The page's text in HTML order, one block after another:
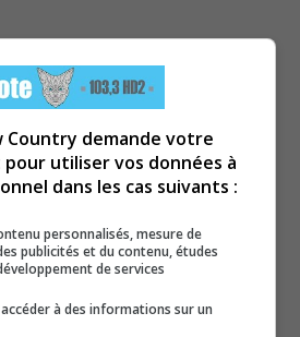
Country demande votre
utiliser vos données à
dans les cas suivants :
personnalisés, mesure de
publicités et du contenu, études
de services
à des informations sur un